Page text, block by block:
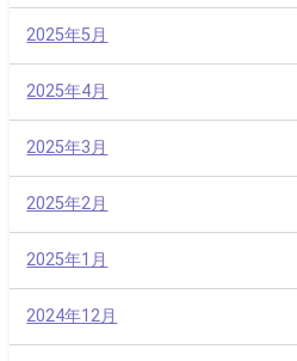
2025年5月
2025年4月
2025年3月
2025年2月
2025年1月
2024年12月